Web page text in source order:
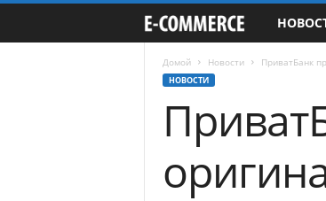
-
o
m
Домой Новости ПриватБанк
НОВОСТИ